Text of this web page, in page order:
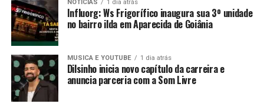
NOTICIAS 1 dia atrás
Influorg: Ws Frigorífico inaugura sua 3º unidade
no bairro ilda em Aparecida de Goiânia
MUSICA E YOUTUBE 1 dia atrás
Dilsinho inicia novo capítulo da carreira e
anuncia parceria com a Som Livre